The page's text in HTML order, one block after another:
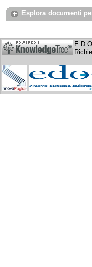
Esplora documenti
E D